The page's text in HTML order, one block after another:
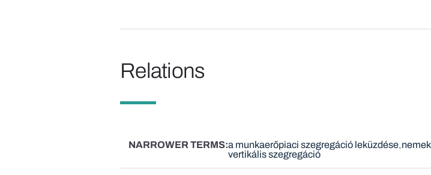
Relations
NARROWER TERMS a munkaerőpiaci szegregáció leküzdése
vertikális szegregáció